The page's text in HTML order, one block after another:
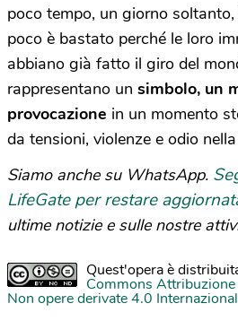
poco tempo, un giorno
poco è bastato perché le loro
abbiano già fatto il giro del
rappresentano un simbolo, un
provocazione in un momento
da tensioni, violenze e odio nella
Siamo anche su WhatsApp.
LifeGate per restare
ultime notizie e sulle nostre
Quest'opera è
Commons
Non opere derivate 4.0